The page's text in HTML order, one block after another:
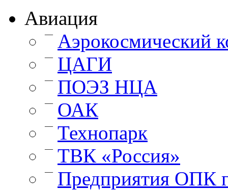
Авиация
— Аэрокосмический
— ЦАГИ
— ПОЭЗ НЦА
— ОАК
— Технопарк
— ТВК «Россия»
— Предприятия ОПК